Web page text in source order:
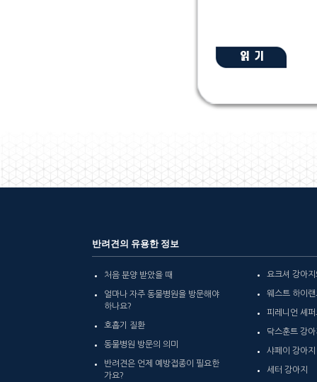
반려견의 유용한 정보
처음 분양 받았을 때
얼마나 자주 동물병원을 방문해야
하나요?
호흡기 질환
동물병원 방문의 의미
반려견은 언제 예방접종이 필요한
가요?
요크셔 강아
웨스트 하이
피레니언 셰
닥스훈트 강아
샤페이 강아지
세터 강아지